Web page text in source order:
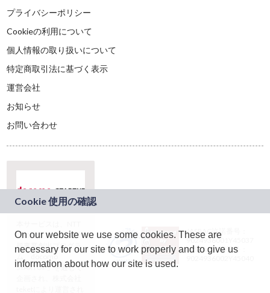
プライバシーポリシー
Cookieの利用について
個人情報の取り扱いについて
特定商取引法に基づく表示
運営会社
お知らせ
お問い合わせ
ドコモグループの新
規事業創出プログラ
ム「docomo
STARTUP」を通じて
JASRAC許諾番号：
9024936001Y45037
JASRAC許諾番号：
On our website we use some cookies. These are
necessary for our site to work properly and to give us
information about how our site is used.